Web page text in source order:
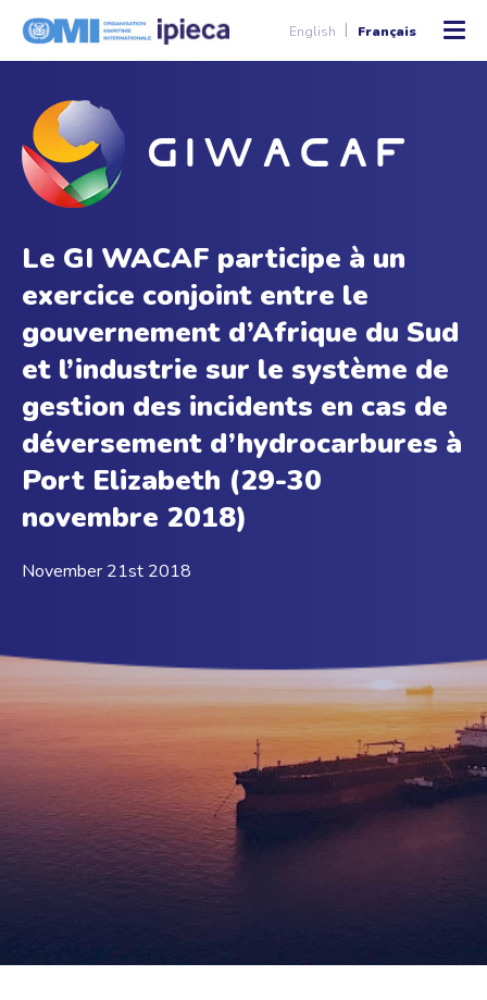
English Français
Le GI WACAF participe à un
exercice conjoint entre le
gouvernement d’Afrique du Sud
et l’industrie sur le système de
gestion des incidents en cas de
déversement d’hydrocarbures à
Port Elizabeth (29-30
novembre 2018)
November 21st 2018